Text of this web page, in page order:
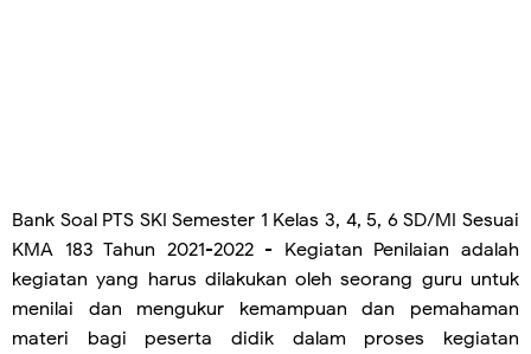
Bank Soal PTS SKI Semester 1 Kelas 3, 4, 5, 6 SD/MI Sesuai
KMA 183 Tahun 2021-2022- Kegiatan Penilaian adalah
kegiatan yang harus dilakukan oleh seorang guru untuk
menilai dan mengukur kemampuan dan pemahaman
materi bagi peserta didik dalam proses kegiatan